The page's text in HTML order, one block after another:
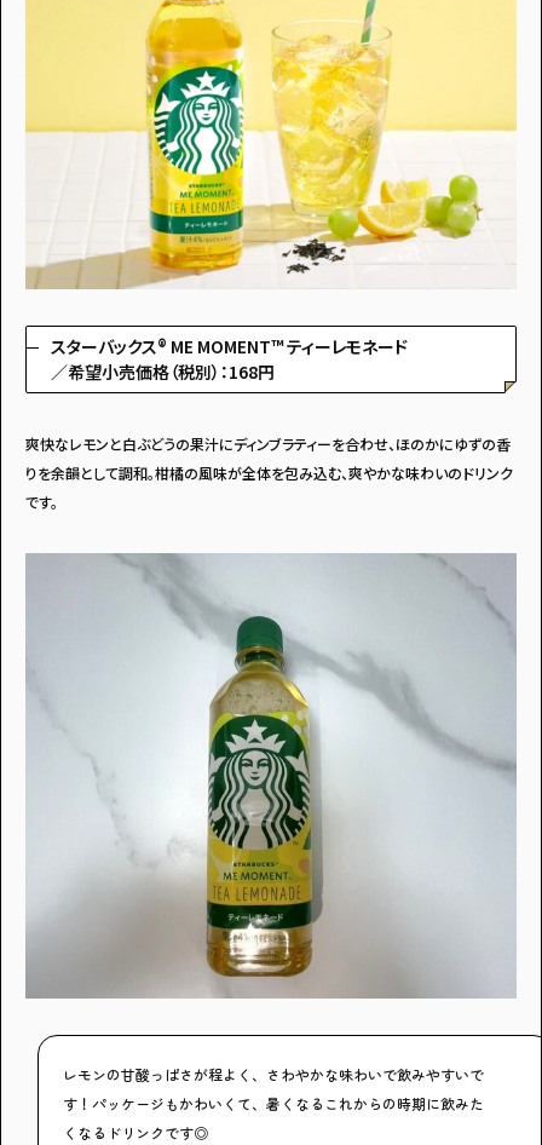
アンケートに
イベントに参加しよう！
・マイナビティーンズについて
・個人情報について
・利用規約
・お問い合わせ
・広告掲載のお問い合わせ
スターバックス® ME MOMENT™ ティーレモネード
／希望小売価格（税別）：168円
爽快なレモンと白ぶどうの果汁にディンブラティーを合わせ、ほのかにゆずの香
りを余韻として調和。柑橘の風味が全体を包み込む、爽やかな味わいのドリンク
です。
レモンの甘酸っぱさが程よく、さわやかな味わいで飲みやすいで
す！パッケージもかわいくて、暑くなるこれからの時期に飲みた
くなるドリンクです◎